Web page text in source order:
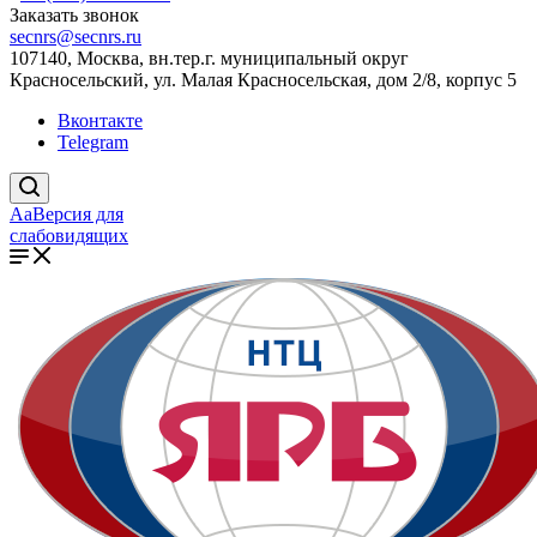
Заказать звонок
secnrs@secnrs.ru
107140, Москва, вн.тер.г. муниципальный округ
Красносельский, ул. Малая Красносельская, дом 2/8, корпус 5
Вконтакте
Telegram
AaВерсия для
слабовидящих